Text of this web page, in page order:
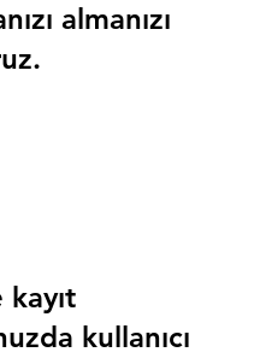
nızı almanızı
kayıt
kullanıcı